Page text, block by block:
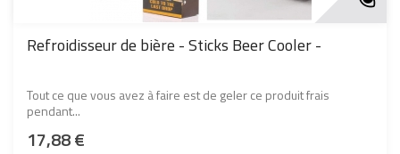
Refroidisseur de bière - Sticks Beer Cooler -
Tout ce que vous avez à faire est de geler ce produit frais
pendant...
17,88 €